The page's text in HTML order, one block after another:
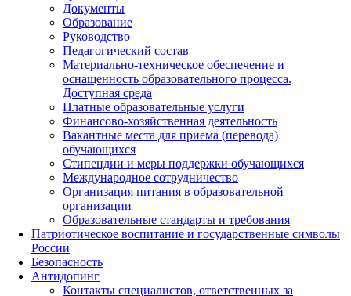
Документы
Образование
Руководство
Педагогический состав
Материально-техническое обеспечение и
оснащенность образовательного процесса.
Доступная среда
Платные образовательные услуги
Финансово-хозяйственная деятельность
Вакантные места для приема (перевода)
обучающихся
Стипендии и меры поддержки обучающихся
Международное сотрудничество
Организация питания в образовательной
организации
Образовательные стандарты и требования
Патриотическое воспитание и государственные символы
России
Безопасность
Антидопинг
Контакты специалистов, ответственных за